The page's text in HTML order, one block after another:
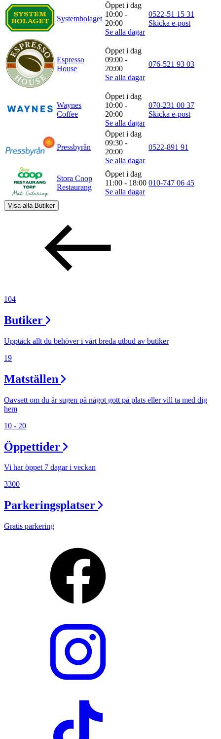
Systembolaget
Öppet i dag
10:00 -
20:00
Se alla dagar
0522-51 15 31
Skicka e-post
Espresso
House
Öppet i dag
09:00 -
20:00
Se alla dagar
076-521 93 03
Waynes
Coffee
Öppet i dag
10:00 -
20:00
Se alla dagar
070-231 00 37
Skicka e-post
Pressbyrån
Öppet i dag
09:30 -
20:00
Se alla dagar
0522-891 91
Stora Coop
Restaurang
Öppet i dag
11:00 - 18:00
Se alla dagar
010-747 06 45
Visa alla Butiker
104
Butiker
Upptäck allt du behöver i vårt breda utbud av butiker
19
Matställen
Oavsett om du är sugen på något gott på plats eller vill ta med dig
hem
10 - 20
Öppettider
Vi har öppet 7 dagar i veckan
3300
Parkeringsplatser
Gratis parkering